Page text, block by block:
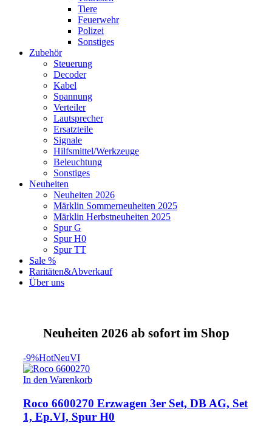
Tiere
Feuerwehr
Polizei
Sonstiges
Zubehör
Steuerung
Decoder
Kabel
Spannung
Verteiler
Lautsprecher
Ersatzteile
Signale
Hilfsmittel/Werkzeuge
Beleuchtung
Sonstiges
Neuheiten
Neuheiten 2026
Märklin Sommerneuheiten 2025
Märklin Herbstneuheiten 2025
Spur G
Spur H0
Spur TT
Sale %
Raritäten&Abverkauf
Über uns
Neuheiten 2026 ab sofort im Shop
-9%HotNeuVI
In den Warenkorb
Roco 6600270 Erzwagen 3er Set, DB AG, Set
1, Ep.VI, Spur H0